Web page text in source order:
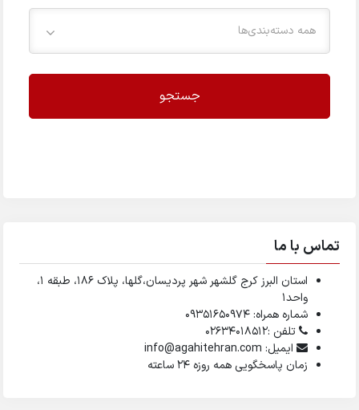
همه دسته‌بندی‌ها
جستجو
تماس با ما
استان البرز کرج گلشهر شهر پردیسان،گلها، پلاک ۱۸۶، طبقه ۱،
واحد1
شماره همراه: 09351650974
تلفن :02634018512
ایمیل: info@agahitehran.com
زمان پاسخگویی همه روزه 24 ساعته